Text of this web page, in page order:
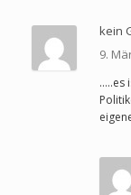
kein
9.
…..es